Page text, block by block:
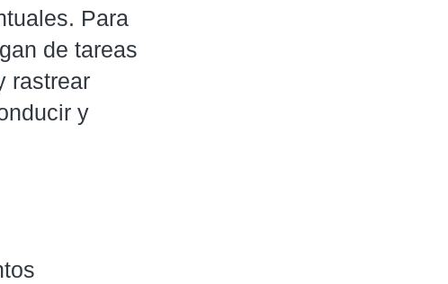
Para
de tareas
rastrear
y